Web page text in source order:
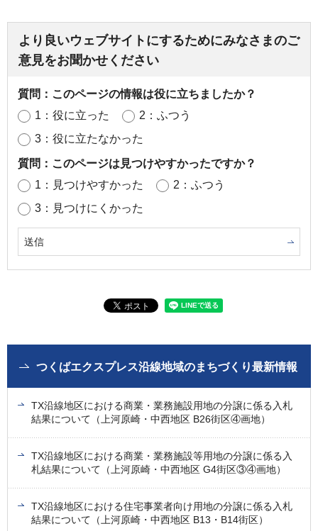
より良いウェブサイトにするためにみなさまのご
意見をお聞かせください
質問：このページの情報は役に立ちましたか？
1：役に立った
2：ふつう
3：役に立たなかった
質問：このページは見つけやすかったですか？
1：見つけやすかった
2：ふつう
3：見つけにくかった
つくばエクスプレス沿線地域のまちづくり最新情報
TX沿線地区における商業・業務施設用地の分譲に係る入札
結果について（上河原崎・中西地区 B26街区④画地）
TX沿線地区における商業・業務施設等用地の分譲に係る入
札結果について（上河原崎・中西地区 G4街区③④画地）
TX沿線地区における住宅事業者向け用地の分譲に係る入札
結果について（上河原崎・中西地区 B13・B14街区）